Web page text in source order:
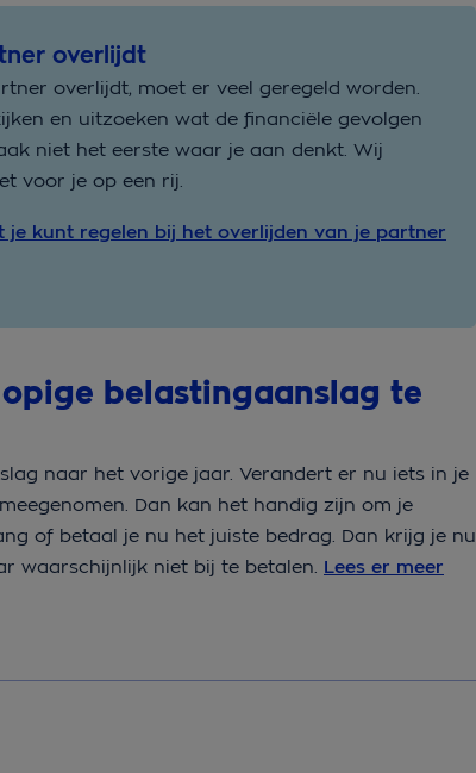
overlijdt
overlijdt, moet er veel geregeld worden.
en uitzoeken wat de financiële gevolgen
niet het eerste waar je aan denkt. Wij
voor je op een rij.
je kunt regelen bij het overlijden van je partner
belastingaanslag te
naar het vorige jaar. Verandert er nu iets in je
Dan kan het handig zijn om je
of betaal je nu het juiste bedrag. Dan krijg je nu
waarschijnlijk niet bij te betalen. Lees er meer